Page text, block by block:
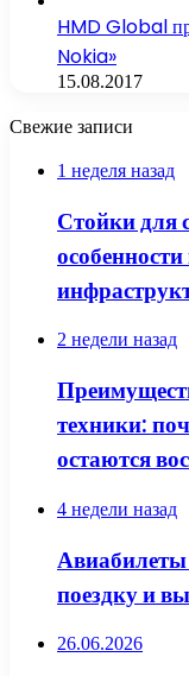
HMD Global
Nokia»
15.08.2017
Свежие записи
1 неделя назад
Стойки для
2 недели назад
техники:
остаются
4 недели назад
поездку и
26.06.2026